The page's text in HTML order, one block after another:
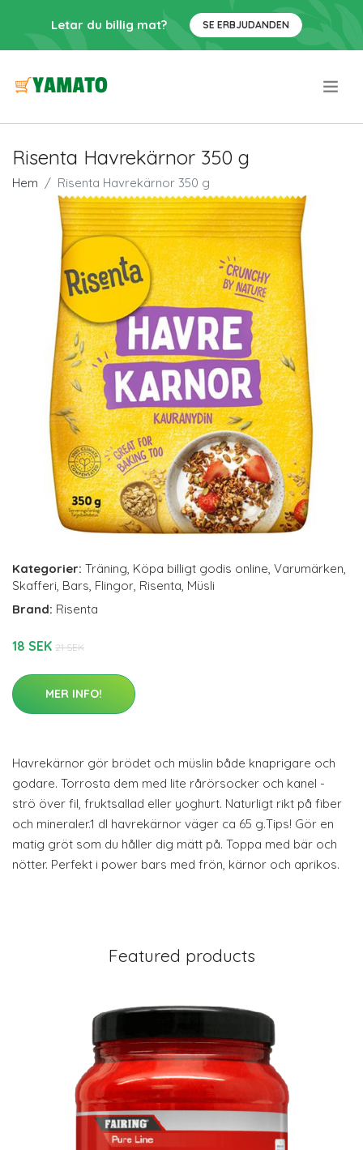
Letar du billig mat? SE ERBJUDANDEN
Risenta Havrekärnor 350 g
Hem Risenta Havrekärnor 350 g
Kategorier: Träning, Köpa billigt godis online, Varumärken,
Skafferi, Bars, Flingor, Risenta, Müsli
Brand: Risenta
18 SEK 21 SEK
MER INFO!
Havrekärnor gör brödet och müslin både knaprigare och
godare. Torrosta dem med lite rårörsocker och kanel -
strö över fil, fruktsallad eller yoghurt. Naturligt rikt på fiber
och mineraler.1 dl havrekärnor väger ca 65 g.Tips! Gör en
matig gröt som du håller dig mätt på. Toppa med bär och
nötter. Perfekt i power bars med frön, kärnor och aprikos.
Featured products